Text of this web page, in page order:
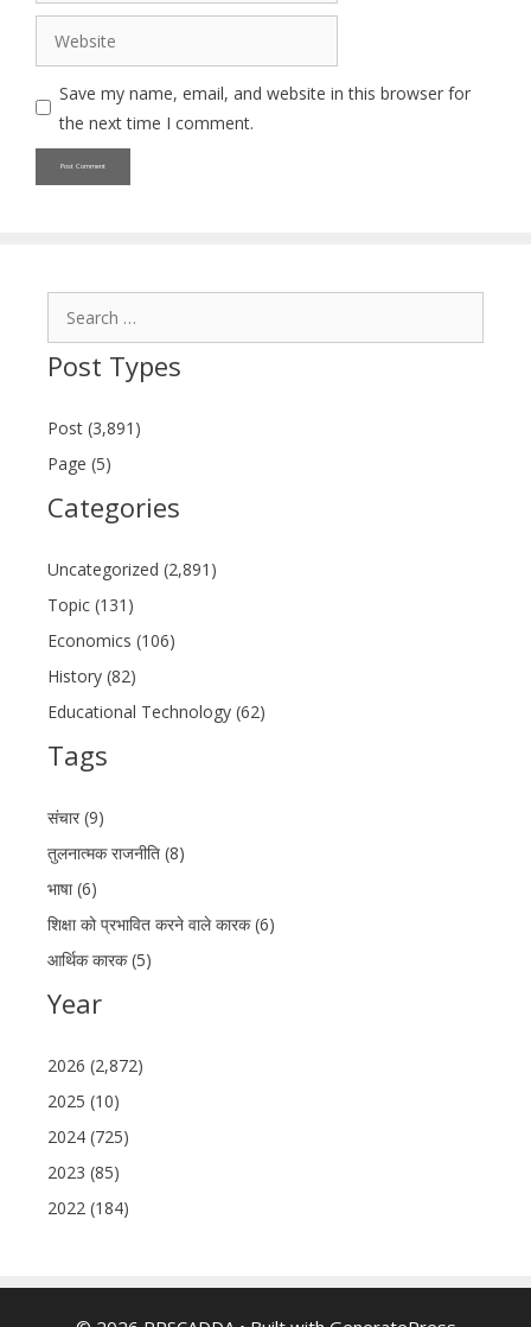
Save my name, email, and website in this browser for
the next time I comment.
Post Types
Post (3,891)
Page (5)
Categories
Uncategorized (2,891)
Topic (131)
Economics (106)
History (82)
Educational Technology (62)
Tags
संचार (9)
तुलनात्मक राजनीति (8)
भाषा (6)
शिक्षा को प्रभावित करने वाले कारक (6)
आर्थिक कारक (5)
Year
2026 (2,872)
2025 (10)
2024 (725)
2023 (85)
2022 (184)